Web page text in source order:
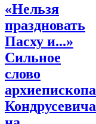
«Нельзя
праздновать
Пасху и...»
Сильное
слово
архиепископа
Кондрусевича